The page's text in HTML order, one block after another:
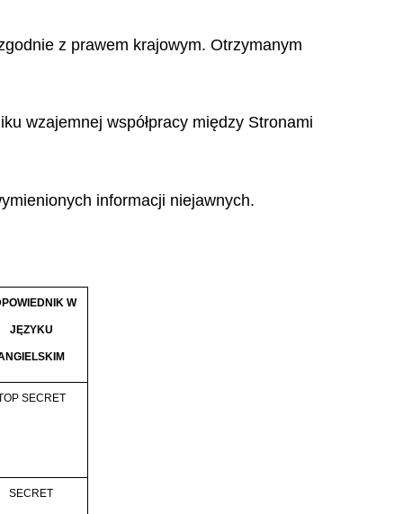
z prawem krajowym. Otrzymanym
wzajemnej współpracy między Stronami
informacji niejawnych.
W
JĘZYKU
SECRET
SECRET